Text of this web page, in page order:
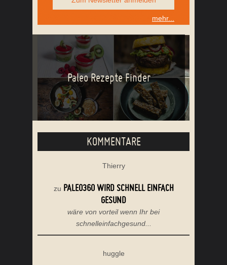
mehr...
Paleo Rezepte Finder
KOMMENTARE
Thierry
zu PALEO360 WIRD SCHNELL EINFACH
GESUND
wäre von vorteil wenn Ihr bei
schnelleinfachgesund...
huggle